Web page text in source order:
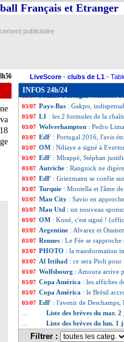
Français et Etranger
publicitaire
LiveScore - clubs de L1 -
INFOS 24h/24
03/07 Lyon: Sage jusqu'en 2026
03/07 Newcastle: Liverpool recalé
03/07 Bologne
03/07 Lens: Samba pas fermé à
03/07 Fulham: Palhinha tout
: Michael
03/07 Pays-Bas : Gakpo,
03/07 L1 : les 2 formules de la
03/07 Wolverhampton : Pedro
03/07 EdF : Portugal 2016, l'avis
03/07 OM : Ndiaye a signé à
03/07 EdF : Mbappé, Stéphan
03/07 Autriche : Rangnick ne
03/07 EdF : Griezmann se confie
03/07 Turquie : Montella et l'âme
03/07 Man City : Savio en approche
03/07 Man Utd : un nouveau
03/07 OM : Koné, c'est signé !
03/07 Argentine : Alvarez et
03/07 Rennes : Le Fée se rapproche
03/07 PHOTO : la transformation
03/07 Al Ittihad : ce sera Pioli pour
03/07 Wolfsbourg : Amoura arrive
03/07 Copa América : les affiches
03/07 Copa América : le Brésil
03/07 EdF : l'avenir de Deschamps,
Liste des brèves du mar.
Liste des brèves du lun. 1
Filtrer :